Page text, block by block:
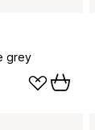
grey